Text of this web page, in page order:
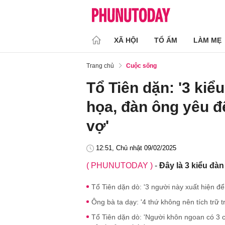
XÃ HỘI TỔ ẤM LÀM MẸ
Trang chủ Cuộc sống
Tổ Tiên dặn: '3
họa, đàn ông yêu
vợ'
12:51, Chủ nhật 09/02/2025
( PHUNUTODAY ) - Đây là 3 kiểu
Tổ Tiên dặn dò: '3 người này xuất hiện
Ông bà ta dạy: '4 thứ không nên tích trữ
Tổ Tiên dặn dò: 'Người khôn ngoan có 3